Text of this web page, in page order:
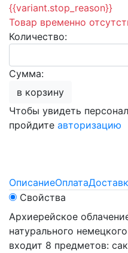
{{variant.stop_reason}}
Товар временно
Количество:
Сумма:
в корзину
Чтобы увидеть
пройдите авторизацию
ОписаниеОплата
Свойства
Архиерейское
натурального
входит 8 предметов: